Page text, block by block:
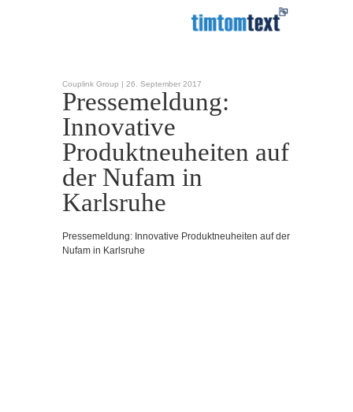
Couplink Group | 26. September 2017
Pressemeldung:
Innovative
Produktneuheiten auf
der Nufam in
Karlsruhe
Pressemeldung: Innovative Produktneuheiten auf der
Nufam in Karlsruhe